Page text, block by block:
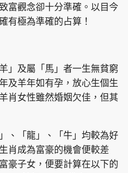
星島環球 The Standard
Oh!爸媽 JobMarket
富觀念卻十分準確。以目今
有極為準確的占算！
」及屬「馬」者一生無貧窮
及羊年如有孕，放心生個生
肖女性雖然婚姻欠佳，但其
、「龍」、「牛」均較為好
肖成為富豪的機會便較差
豪子女，便要計算在以下的